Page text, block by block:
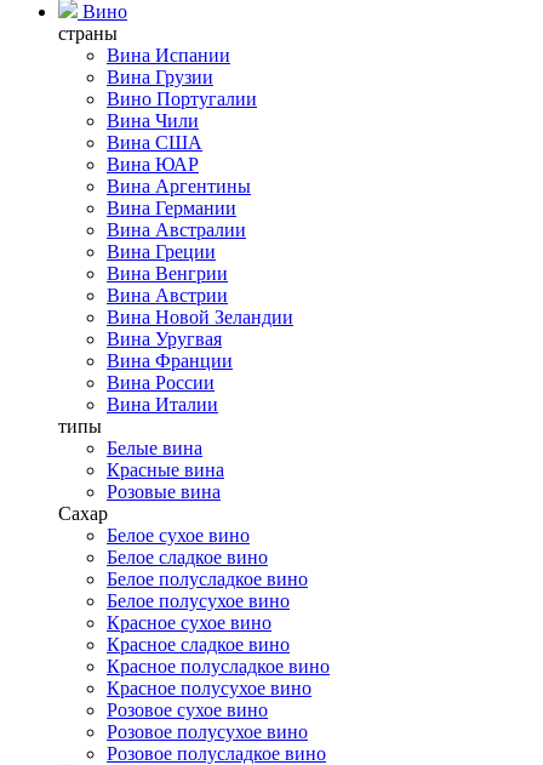
Вино
страны
Вина Испании
Вина Грузии
Вино Португалии
Вина Чили
Вина США
Вина ЮАР
Вина Аргентины
Вина Германии
Вина Австралии
Вина Греции
Вина Венгрии
Вина Австрии
Вина Новой Зеландии
Вина Уругвая
Вина Франции
Вина России
Вина Италии
типы
Белые вина
Красные вина
Розовые вина
Сахар
Белое сухое вино
Белое сладкое вино
Белое полусладкое вино
Белое полусухое вино
Красное сухое вино
Красное сладкое вино
Красное полусладкое вино
Красное полусухое вино
Розовое сухое вино
Розовое полусухое вино
Розовое полусладкое вино